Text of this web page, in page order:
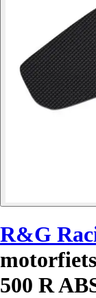
R&G
500 R